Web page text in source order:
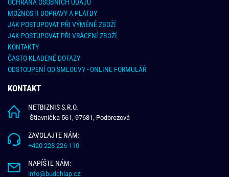
OCHRANA OSOBNÍCH ÚDAJŮ
MOŽNOSTI DOPRAVY A PLATBY
JAK POSTUPOVAT PŘI VÝMĚNĚ ZBOŽÍ
JAK POSTUPOVAT PŘI VRÁCENÍ ZBOŽÍ
KONTAKTY
ČASTO KLADENÉ DOTAZY
ODSTOUPENÍ OD SMLOUVY - ONLINE FORMULÁŘ
KONTAKT
NETBIZNIS S.R.O.
Štiavnička 561, 97681, Podbrezová
ZAVOLAJTE NÁM:
+420 228 226 110
NAPÍŠTE NÁM:
info@budchlap.cz